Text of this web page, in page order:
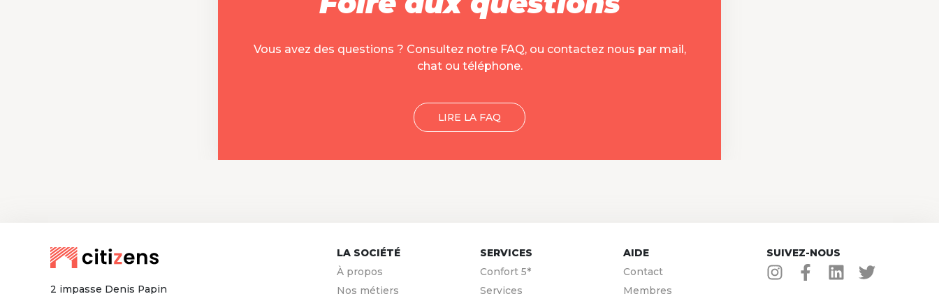
Vous avez des questions ? Consultez notre FAQ, ou contactez nous par mail,
chat ou téléphone.
LIRE LA FAQ
2 impasse Denis Papin
LA SOCIÉTÉ
À propos
Nos métiers
SERVICES
Confort 5*
Services
AIDE
Contact
Membres
SUIVEZ-NOUS